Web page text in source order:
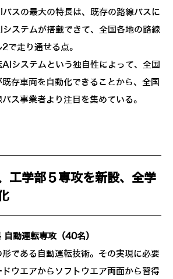
スの最大の特長は、既存の路線バスに
ステムが搭載できて、全国各地の路線
で走り通せる点。
システムという独自性によって、全国
存車両を自動化できることから、全国
ス事業者より注目を集めている。
工学部５専攻を新設、全学
動運転専攻（40名）
である自動運転技術。その実現に必要
ウエアからソフトウエア両面から習得